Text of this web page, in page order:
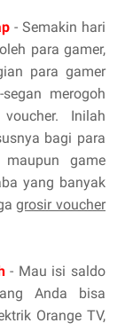
- Semakin hari
para gamer,
para gamer
merogoh
Inilah
bagi para
maupun game
yang banyak
grosir voucher
- Mau isi saldo
Anda bisa
Orange TV,